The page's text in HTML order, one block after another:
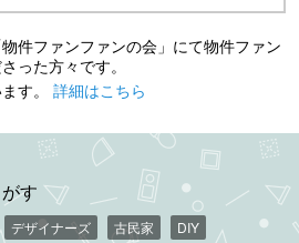
件ファンファンの会」にて物件ファン
った方々です。
す。 詳細はこちら
す
デザイナーズ 古民家
DIY